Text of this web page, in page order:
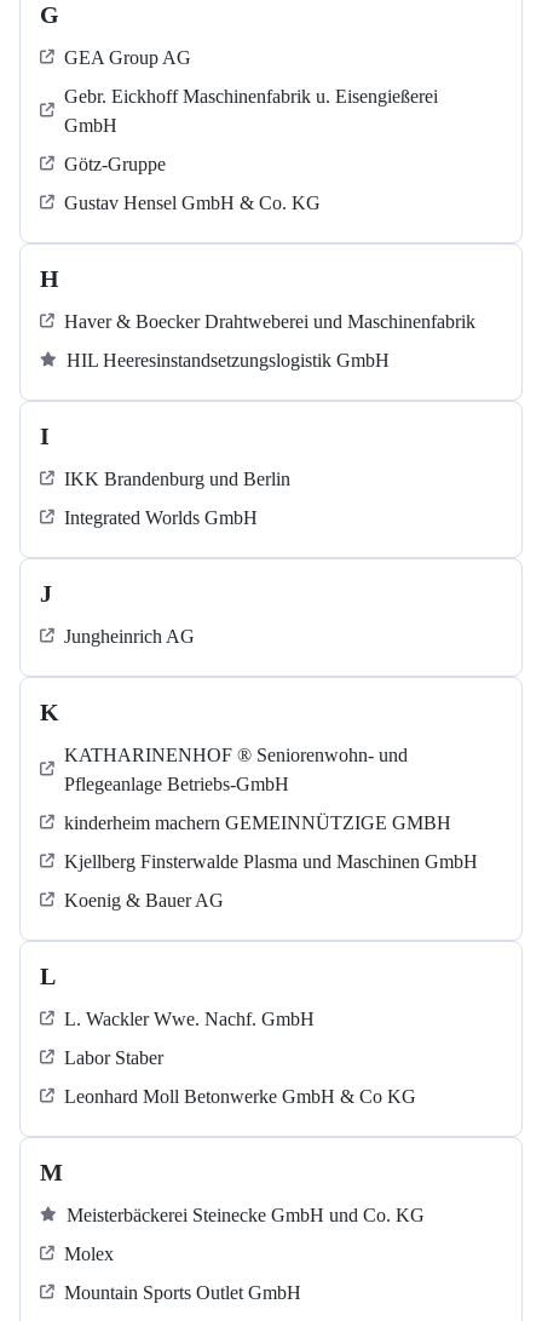
G
GEA Group AG
Gebr. Eickhoff Maschinenfabrik u. Eisengießerei
GmbH
Götz-Gruppe
Gustav Hensel GmbH & Co. KG
H
Haver & Boecker Drahtweberei und Maschinenfabrik
HIL Heeresinstandsetzungslogistik GmbH
I
IKK Brandenburg und Berlin
Integrated Worlds GmbH
J
Jungheinrich AG
K
KATHARINENHOF ® Seniorenwohn- und
Pflegeanlage Betriebs-GmbH
kinderheim machern GEMEINNÜTZIGE GMBH
Kjellberg Finsterwalde Plasma und Maschinen GmbH
Koenig & Bauer AG
L
L. Wackler Wwe. Nachf. GmbH
Labor Staber
Leonhard Moll Betonwerke GmbH & Co KG
M
Meisterbäckerei Steinecke GmbH und Co. KG
Molex
Mountain Sports Outlet GmbH